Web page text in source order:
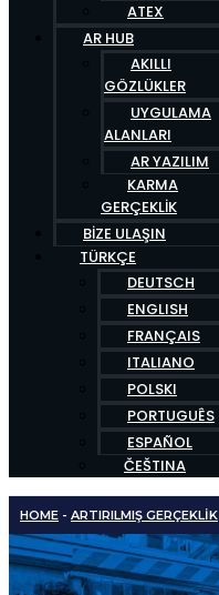
ATEX
AR HUB
AKILLI
GÖZLÜKLER
UYGULAMA
ALANLARI
AR YAZILIM
KARMA
GERÇEKLIK
BIZE ULAŞIN
TÜRKÇE
DEUTSCH
ENGLISH
FRANÇAIS
ITALIANO
POLSKI
PORTUGUÊS
ESPAÑOL
ČEŠTINA
HOME - ARTIRILMIŞ GERÇEKLIK